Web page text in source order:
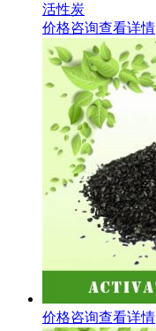
活性炭
价格咨询查看详情
价格咨询查看详情